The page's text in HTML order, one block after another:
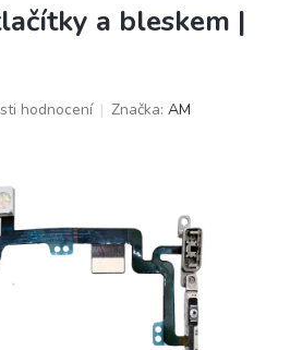
a bleskem |
hodnocení Značka: AM